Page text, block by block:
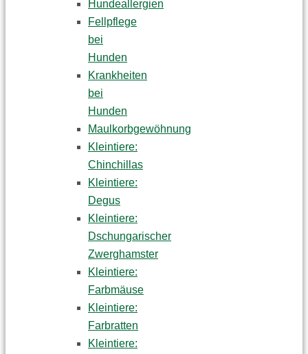
Hundeallergien
Fellpflege
bei
Hunden
Krankheiten
bei
Hunden
Maulkorbgewöhnung
Kleintiere:
Chinchillas
Kleintiere:
Degus
Kleintiere:
Dschungarischer
Zwerghamster
Kleintiere:
Farbmäuse
Kleintiere:
Farbratten
Kleintiere: